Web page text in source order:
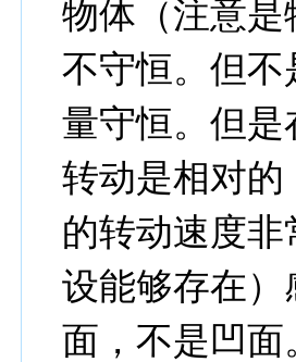
物体（注意
不守恒。但
量守恒。但
转动是相对
的转动速度
设能够存在
面，不是凹